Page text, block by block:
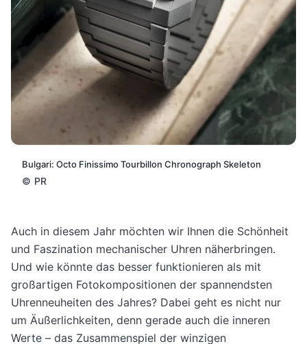
Bulgari: Octo Finissimo Tourbillon Chronograph Skeleton
© PR
Auch in diesem Jahr möchten wir Ihnen die Schönheit
und Faszination mechanischer Uhren näherbringen.
Und wie könnte das besser funktionieren als mit
großartigen Fotokompositionen der spannendsten
Uhrenneuheiten des Jahres? Dabei geht es nicht nur
um Äußerlichkeiten, denn gerade auch die inneren
Werte – das Zusammenspiel der winzigen